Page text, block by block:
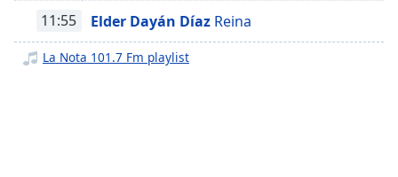
Chapters
Descriptions
11:55 Elder Dayán Díaz Reina
La Nota 101.7 Fm playlist